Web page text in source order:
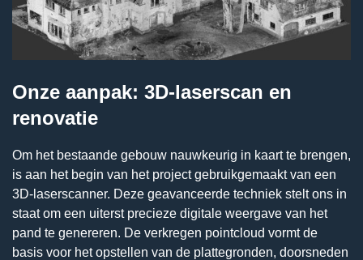
Onze aanpak: 3D-laserscan en
renovatie
Om het bestaande gebouw nauwkeurig in kaart te brengen,
is aan het begin van het project gebruikgemaakt van een
3D-laserscanner. Deze geavanceerde techniek stelt ons in
staat om een uiterst precieze digitale weergave van het
pand te genereren. De verkregen pointcloud vormt de
basis voor het opstellen van de plattegronden, doorsneden